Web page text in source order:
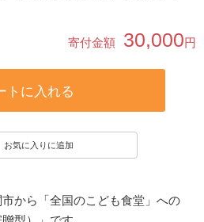
寄付金額 30,000円
トに入れる
お気に入りに追加
から「全国のこども食堂」への